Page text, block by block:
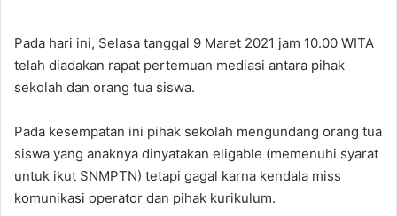
Pada hari ini, Selasa tanggal 9 Maret 2021 jam 10.00 WITA
telah diadakan rapat pertemuan mediasi antara pihak
sekolah dan orang tua siswa.
Pada kesempatan ini pihak sekolah mengundang orang tua
siswa yang anaknya dinyatakan eligable (memenuhi syarat
untuk ikut SNMPTN) tetapi gagal karna kendala miss
komunikasi operator dan pihak kurikulum.